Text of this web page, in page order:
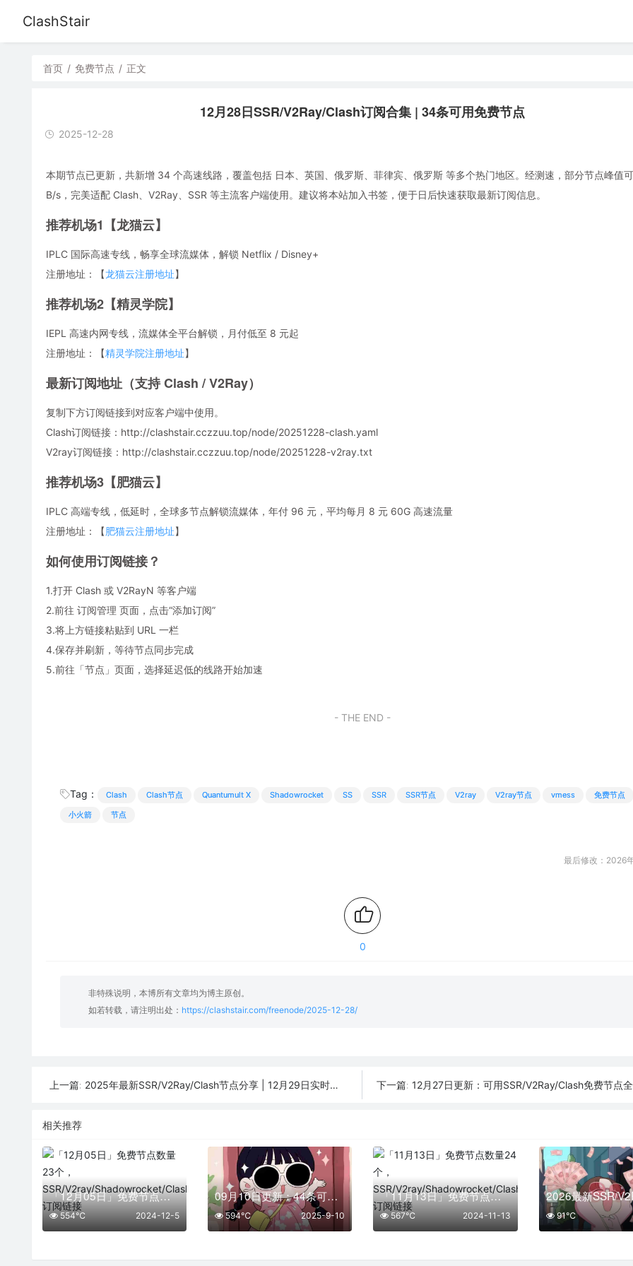
ClashStair
首页 / 免费节点 / 正文
12月28日SSR/V2Ray/Clash订阅合集 | 34条可用免费节点
2025-12-28
本期节点已更新，共新增 34 个高速线路，覆盖包括 日本、英国、俄罗斯、菲律宾、俄罗斯 等多个热门地区。经测速，部分节点峰值
B/s，完美适配 Clash、V2Ray、SSR 等主流客户端使用。建议将本站加入书签，便于日后快速获取最新订阅信息。
推荐机场1【龙猫云】
IPLC 国际高速专线，畅享全球流媒体，解锁 Netflix / Disney+
注册地址：【龙猫云注册地址】
推荐机场2【精灵学院】
IEPL 高速内网专线，流媒体全平台解锁，月付低至 8 元起
注册地址：【精灵学院注册地址】
最新订阅地址（支持 Clash / V2Ray）
复制下方订阅链接到对应客户端中使用。
Clash订阅链接：http://clashstair.cczzuu.top/node/20251228-clash.yaml
V2ray订阅链接：http://clashstair.cczzuu.top/node/20251228-v2ray.txt
推荐机场3【肥猫云】
IPLC 高端专线，低延时，全球多节点解锁流媒体，年付 96 元，平均每月 8 元 60G 高速流量
注册地址：【肥猫云注册地址】
如何使用订阅链接？
1.打开 Clash 或 V2RayN 等客户端
2.前往 订阅管理 页面，点击“添加订阅”
3.将上方链接粘贴到 URL 一栏
4.保存并刷新，等待节点同步完成
5.前往「节点」页面，选择延迟低的线路开始加速
- THE END -
Tag： Clash Clash节点 Quantumult X Shadowrocket SS SSR SSR节点 V2ray V2ray节点 vmess
免费节点
小火箭
节点
最后修改：2026
0
非特殊说明，本博所有文章均为博主原创。
如若转载，请注明出处： https://clashstair.com/freenode/2025-12-28/
上一篇: 2025年最新SSR/V2Ray/Clash节点分享 | 12月29日实时可用 下一篇: 12月27日更新：可用SSR/V2Ray/Clash免费节点全集
相关推荐
「12月05日」免费节点数量23个，SSR/V2ray/Shadowrocket/Clash订阅链接
2024-12-5
554℃
09月10日更新：44条可用免费节点 | 2025年SSR/V2ray/Clash订阅链接
2025-9-10
594℃
「11月13日」免费节点数量24个，SSR/V2ray/Shadowrocket/Clash订阅链接
2024-11-13
567℃ 91℃